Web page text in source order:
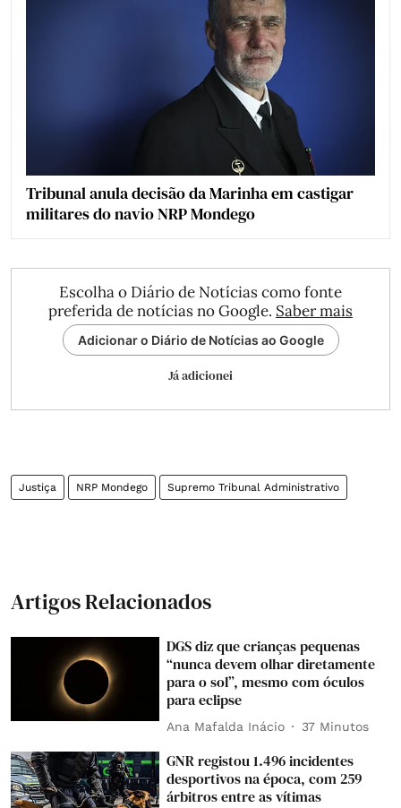
Tribunal anula decisão da Marinha em castigar
militares do navio NRP Mondego
Escolha o Diário de Notícias como fonte
preferida de notícias no Google. Saber mais
Adicionar o Diário de Notícias ao Google
Já adicionei
Justiça NRP Mondego Supremo Tribunal Administrativo
Artigos Relacionados
DGS diz que crianças pequenas
“nunca devem olhar diretamente
para o sol”, mesmo com óculos
para eclipse
Ana Mafalda Inácio 37 Minutos
GNR registou 1.496 incidentes
desportivos na época, com 259
árbitros entre as vítimas